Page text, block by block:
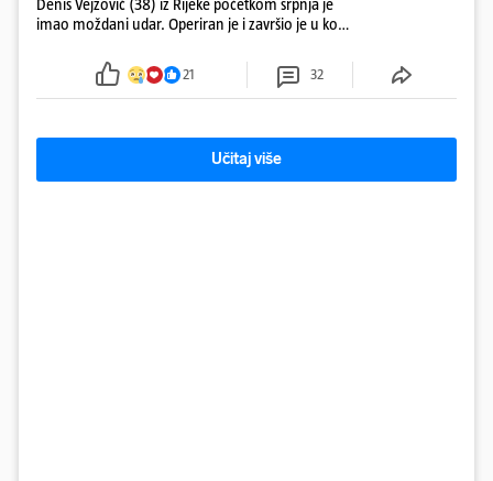
Denis Vejzović (38) iz Rijeke početkom srpnja je
imao moždani udar. Operiran je i završio je u komi.
tamošnji liječnici ne vjeruju u oporavak: 'Imamo
21 32
Učitaj više